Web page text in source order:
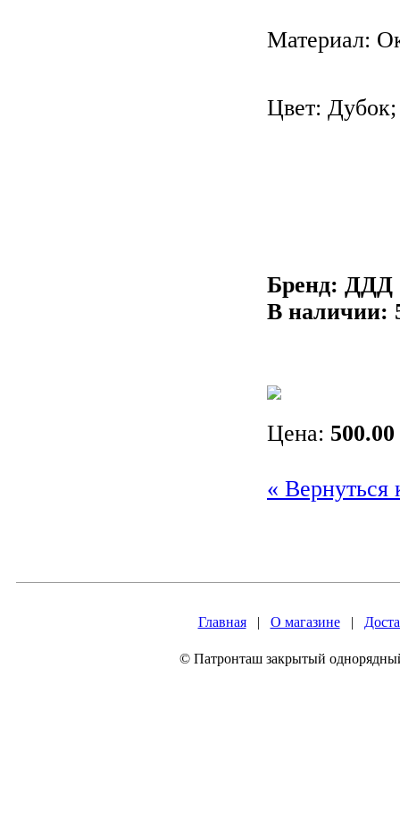
Материал:
Цвет:
Бренд: ДДД
В наличии:
Цена:
« Вернуться
Главная| О магазине|
© Патронташ закрытый